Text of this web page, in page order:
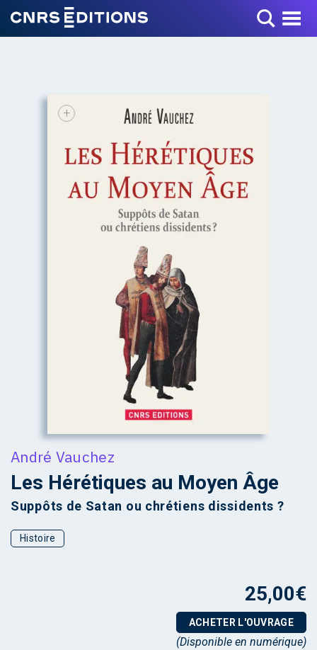
Toggle Menu
+
André Vauchez
Les Hérétiques au Moyen Âge
Suppôts de Satan ou chrétiens dissidents ?
Histoire
25,00€
ACHETER L'OUVRAGE
(Disponible en numérique)